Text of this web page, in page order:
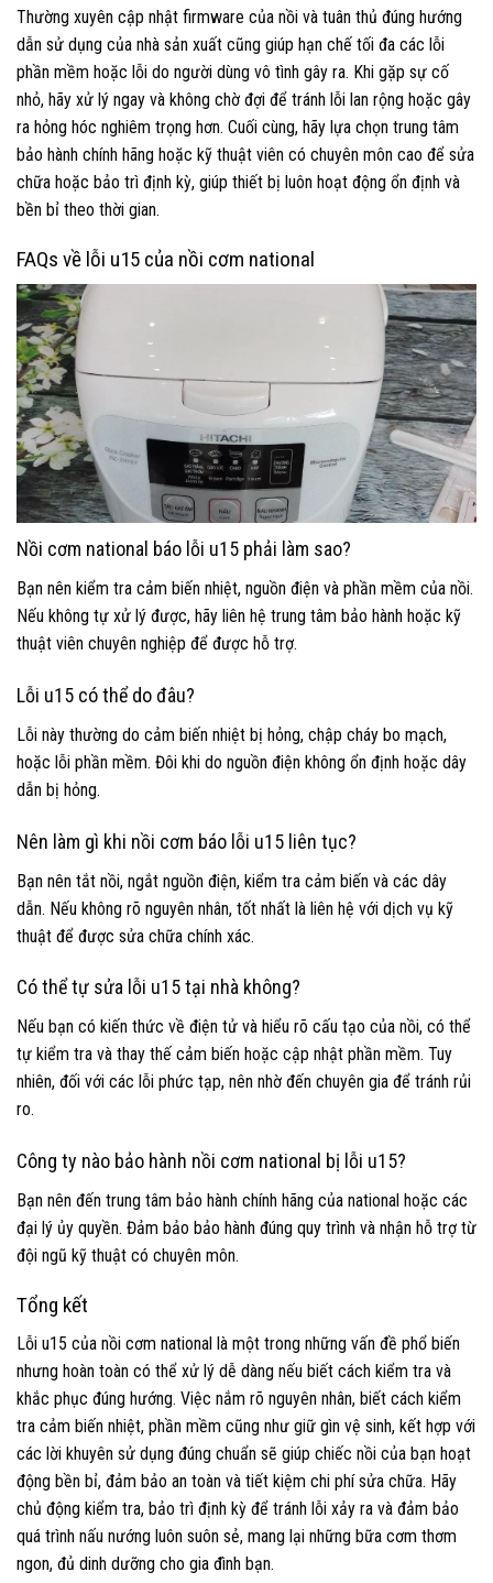
Thường xuyên cập nhật firmware của nồi và tuân thủ đúng hướng
dẫn sử dụng của nhà sản xuất cũng giúp hạn chế tối đa các lỗi
phần mềm hoặc lỗi do người dùng vô tình gây ra. Khi gặp sự cố
nhỏ, hãy xử lý ngay và không chờ đợi để tránh lỗi lan rộng hoặc gây
ra hỏng hóc nghiêm trọng hơn. Cuối cùng, hãy lựa chọn trung tâm
bảo hành chính hãng hoặc kỹ thuật viên có chuyên môn cao để sửa
chữa hoặc bảo trì định kỳ, giúp thiết bị luôn hoạt động ổn định và
bền bỉ theo thời gian.
FAQs về lỗi u15 của nồi cơm national
Nồi cơm national báo lỗi u15 phải làm sao?
Bạn nên kiểm tra cảm biến nhiệt, nguồn điện và phần mềm của nồi.
Nếu không tự xử lý được, hãy liên hệ trung tâm bảo hành hoặc kỹ
thuật viên chuyên nghiệp để được hỗ trợ.
Lỗi u15 có thể do đâu?
Lỗi này thường do cảm biến nhiệt bị hỏng, chập cháy bo mạch,
hoặc lỗi phần mềm. Đôi khi do nguồn điện không ổn định hoặc dây
dẫn bị hỏng.
Nên làm gì khi nồi cơm báo lỗi u15 liên tục?
Bạn nên tắt nồi, ngắt nguồn điện, kiểm tra cảm biến và các dây
dẫn. Nếu không rõ nguyên nhân, tốt nhất là liên hệ với dịch vụ kỹ
thuật để được sửa chữa chính xác.
Có thể tự sửa lỗi u15 tại nhà không?
Nếu bạn có kiến thức về điện tử và hiểu rõ cấu tạo của nồi, có thể
tự kiểm tra và thay thế cảm biến hoặc cập nhật phần mềm. Tuy
nhiên, đối với các lỗi phức tạp, nên nhờ đến chuyên gia để tránh rủi
ro.
Công ty nào bảo hành nồi cơm national bị lỗi u15?
Bạn nên đến trung tâm bảo hành chính hãng của national hoặc các
đại lý ủy quyền. Đảm bảo bảo hành đúng quy trình và nhận hỗ trợ từ
đội ngũ kỹ thuật có chuyên môn.
Tổng kết
Lỗi u15 của nồi cơm national là một trong những vấn đề phổ biến
nhưng hoàn toàn có thể xử lý dễ dàng nếu biết cách kiểm tra và
khắc phục đúng hướng. Việc nắm rõ nguyên nhân, biết cách kiểm
tra cảm biến nhiệt, phần mềm cũng như giữ gìn vệ sinh, kết hợp với
các lời khuyên sử dụng đúng chuẩn sẽ giúp chiếc nồi của bạn hoạt
động bền bỉ, đảm bảo an toàn và tiết kiệm chi phí sửa chữa. Hãy
chủ động kiểm tra, bảo trì định kỳ để tránh lỗi xảy ra và đảm bảo
quá trình nấu nướng luôn suôn sẻ, mang lại những bữa cơm thơm
ngon, đủ dinh dưỡng cho gia đình bạn.